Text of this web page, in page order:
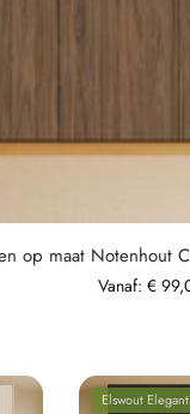
op maat Notenhout
Vanaf:€
Elswout Elegant